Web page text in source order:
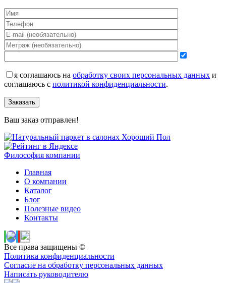
я соглашаюсь на обработку своих персональных данных и
соглашаюсь с политикой конфиденциальности.
Заказать
Ваш заказ отправлен!
Философия компании
Главная
О компании
Каталог
Блог
Полезные видео
Контакты
Все права защищены ©
Политика конфиденциальности
Согласие на обработку персональных данных
Написать руководителю